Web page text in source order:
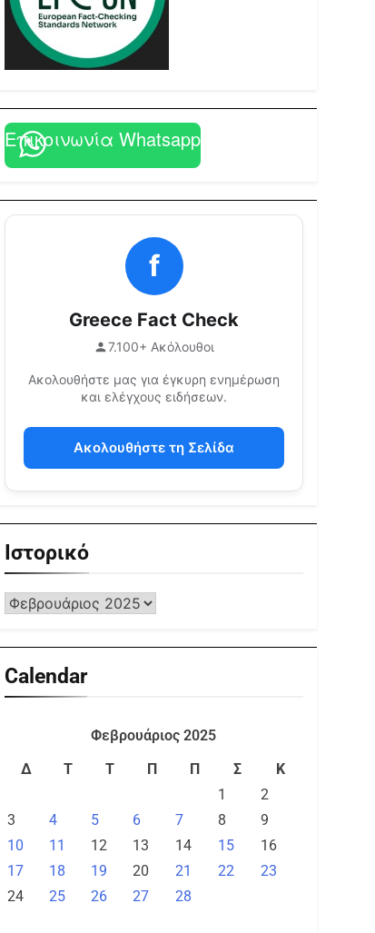
Επικοινωνία Whatsapp
f
Greece Fact Check
7.100+ Ακόλουθοι
Ακολουθήστε μας για έγκυρη ενημέρωση
και ελέγχους ειδήσεων.
Ακολουθήστε τη Σελίδα
Ιστορικό
Calendar
Φεβρουάριος 2025
Δ
Τ Τ Π Π Σ
Κ
1
2
3
4 5 6 7 8
9
10
11 12 13 14 15
16
17
18 19 20 21 22
23
24
25 26 27 28